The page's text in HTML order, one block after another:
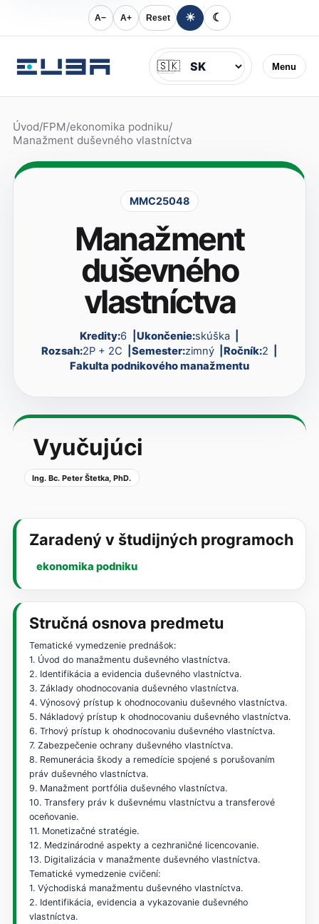
A− A+ Reset ☀ ☾
Menu
Jazyk
🇸🇰
Úvod/FPM/ekonomika podniku/
Manažment duševného vlastníctva
MMC25048
Manažment
duševného
vlastníctva
Kredity:6 Ukončenie:skúška
Rozsah:2P + 2C Semester:zimný Ročník:2
Fakulta podnikového manažmentu
Vyučujúci
Ing. Bc. Peter Štetka, PhD.
Zaradený v študijných programoch
ekonomika podniku
Stručná osnova predmetu
Tematické vymedzenie prednášok:
1. Úvod do manažmentu duševného vlastníctva.
2. Identifikácia a evidencia duševného vlastníctva.
3. Základy ohodnocovania duševného vlastníctva.
4. Výnosový prístup k ohodnocovaniu duševného vlastníctva.
5. Nákladový prístup k ohodnocovaniu duševného vlastníctva.
6. Trhový prístup k ohodnocovaniu duševného vlastníctva.
7. Zabezpečenie ochrany duševného vlastníctva.
8. Remunerácia škody a remedície spojené s porušovaním
práv duševného vlastníctva.
9. Manažment portfólia duševného vlastníctva.
10. Transfery práv k duševnému vlastníctvu a transferové
oceňovanie.
11. Monetizačné stratégie.
12. Medzinárodné aspekty a cezhraničné licencovanie.
13. Digitalizácia v manažmente duševného vlastníctva.
Tematické vymedzenie cvičení:
1. Východiská manažmentu duševného vlastníctva.
2. Identifikácia, evidencia a vykazovanie duševného
vlastníctva.